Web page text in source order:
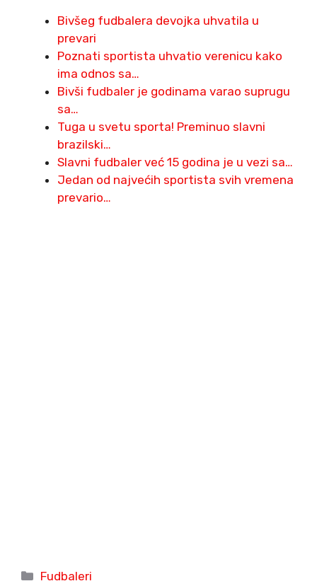
Bivšeg fudbalera devojka uhvatila u
prevari
Poznati sportista uhvatio verenicu kako
ima odnos sa…
Bivši fudbaler je godinama varao suprugu
sa…
Tuga u svetu sporta! Preminuo slavni
brazilski…
Slavni fudbaler već 15 godina je u vezi sa…
Jedan od najvećih sportista svih vremena
prevario…
Categories
Fudbaleri